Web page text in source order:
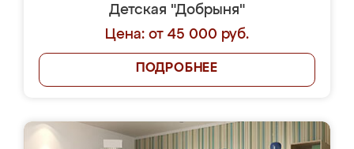
Детская "Добрыня"
Цена: от 45 000 руб.
ПОДРОБНЕЕ